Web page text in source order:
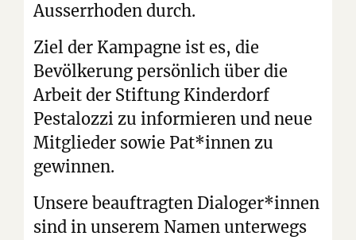
Ausserrhoden durch.
Ziel der Kampagne ist es, die
Bevölkerung persönlich über die
Arbeit der Stiftung Kinderdorf
Pestalozzi zu informieren und neue
Mitglieder sowie Pat*innen zu
gewinnen.
Unsere beauftragten Dialoger*innen
sind in unserem Namen unterwegs